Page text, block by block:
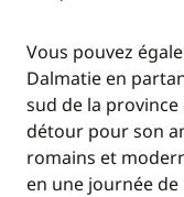
Vous pouvez
Dalmatie en
sud de la province
détour pour son
romains et
en une journée